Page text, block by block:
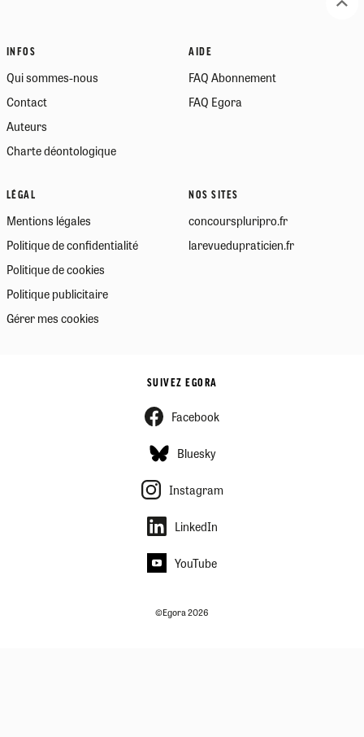
INFOS
Qui sommes-nous
Contact
Auteurs
Charte déontologique
AIDE
FAQ Abonnement
FAQ Egora
LÉGAL
Mentions légales
Politique de confidentialité
Politique de cookies
Politique publicitaire
Gérer mes cookies
NOS SITES
concourspluripro.fr
larevuedupraticien.fr
SUIVEZ EGORA
Facebook
Bluesky
Instagram
LinkedIn
YouTube
©Egora 2026